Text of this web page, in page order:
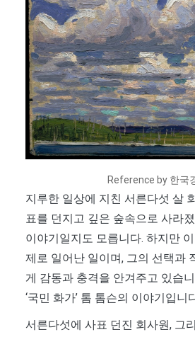
Reference by 한국
지루한 일상에 지친 서른다섯 살
표를 던지고 깊은 숲속으로 사라
이야기일지도 모릅니다. 하지만
제로 일어난 일이며, 그의 선택과
게 감동과 충격을 안겨주고 있습
‘국민 화가’ 톰 톰슨의 이야기입니
서른다섯에 사표 던진 회사원, 그